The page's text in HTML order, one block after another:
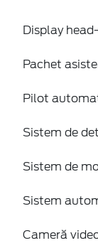
Display
Pachet
Pilot
Sistem de
Sistem de
Sistem
Cameră